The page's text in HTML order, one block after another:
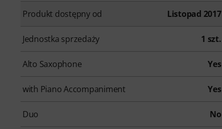
Produkt dostępny od Listopad 2017
Jednostka sprzedaży 1 szt.
Alto Saxophone Yes
with Piano Accompaniment Yes
Duo No